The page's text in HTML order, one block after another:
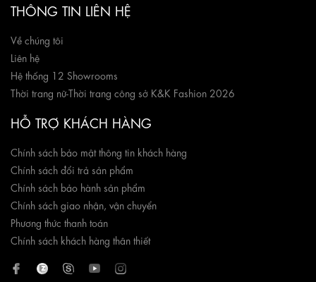
THÔNG TIN LIÊN HỆ
Về chúng tôi
Liên hệ
Hệ thống 12 Showrooms
Thời trang nữ-Thời trang công sở K&K Fashion 2026
HỖ TRỢ KHÁCH HÀNG
Chính sách bảo mật thông tin khách hàng
Chính sách đổi trả sản phẩm
Chính sách bảo hành sản phẩm
Chính sách giao nhận, vận chuyển
Phương thức thanh toán
Chính sách khách hàng thân thiết